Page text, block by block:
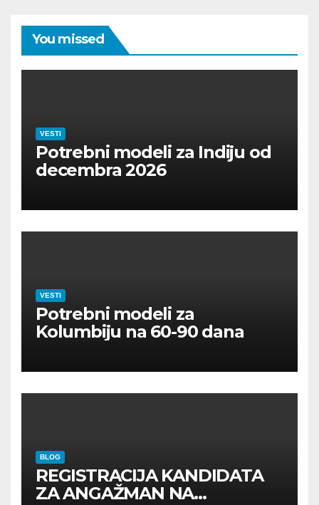
You missed
VESTI
Potrebni modeli za Indiju od
decembra 2026
VESTI
Potrebni modeli za
Kolumbiju na 60-90 dana
BLOG
REGISTRACIJA KANDIDATA
ZA ANGAŽMAN NA